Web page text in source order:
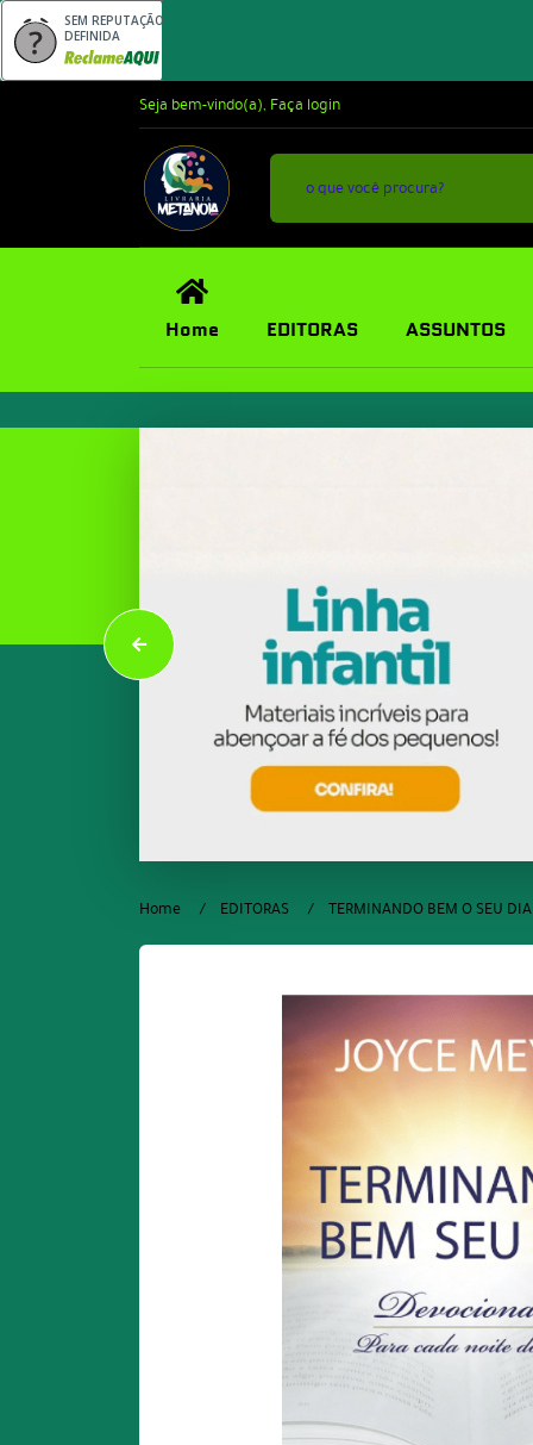
SEM REPUTAÇÃO
DEFINIDA
Seja bem-vindo(a), Faça login
Home EDITORAS ASSUNTOS
Home EDITORAS TERMINANDO BEM O SEU DIA